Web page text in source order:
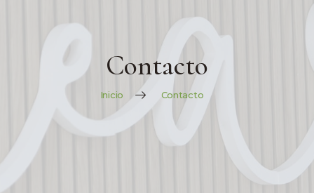
Contacto
Inicio Contacto